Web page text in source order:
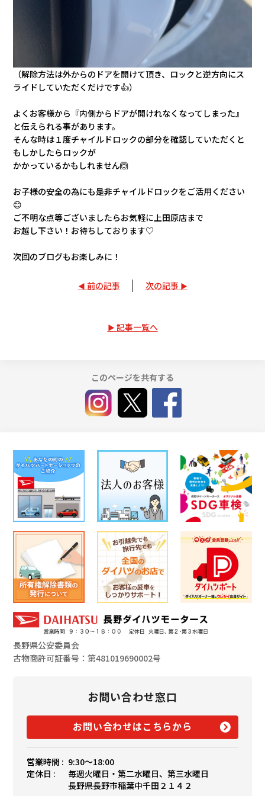
（解除方法は外からのドアを開けて頂き、ロックと逆方向にス
ライドしていただくだけです👍）
よくお客様から『内側からドアが開けれなくなってしまった』
と伝えられる事があります。
そんな時は１度チャイルドロックの部分を確認していただくと
もしかしたらロックが
かかっているかもしれません🙆
お子様の安全の為にも是非チャイルドロックをご活用ください
😊
ご不明な点等ございましたらお気軽に上田原店まで
お越し下さい！お待ちしております♡
次回のブログもお楽しみに！
前の記事 次の記事
記事一覧へ
このページを共有する
長野県公安委員会
古物商許可証番号：第481019690002号
お問い合わせ窓口
お問い合わせはこちらから
営業時間 : 9:30〜18:00
定休日 :
毎週火曜日・第二水曜日、第三水曜日
長野県長野市稲葉中千田２１４２